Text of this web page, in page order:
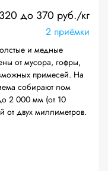
до 370 руб./кг
2 приёмки
и медные
от мусора, гофры,
примесей. На
собирают лом
2 000 мм (от 10
от двух миллиметров.